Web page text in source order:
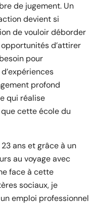
de jugement. Un
devient si
de vouloir déborder
d’attirer
pour
profond
qui réalise
cette école du
ans et grâce à un
au voyage avec
face à cette
sociaux, je
emploi professionnel